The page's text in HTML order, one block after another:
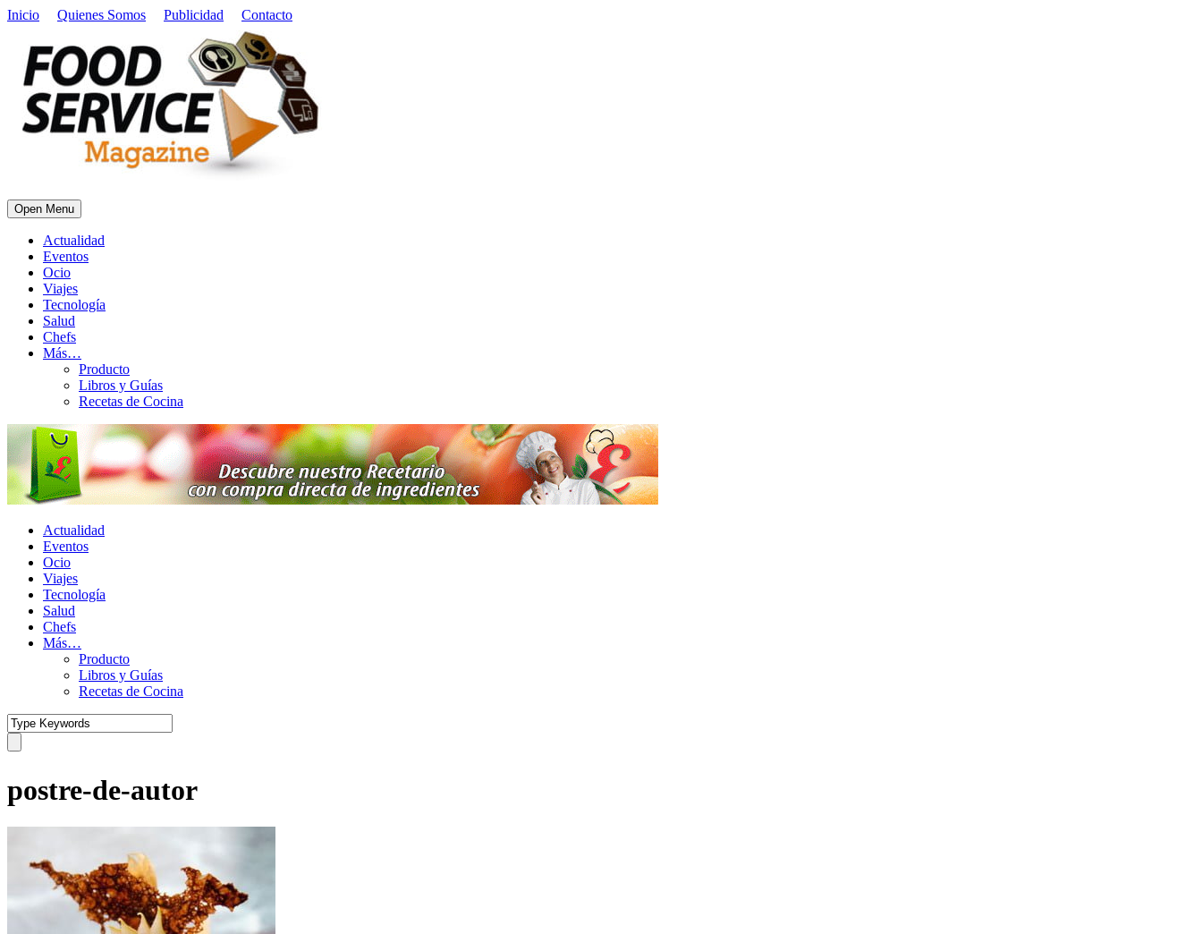
Inicio Quienes Somos Publicidad Contacto
Open Menu
Actualidad
Eventos
Ocio
Viajes
Tecnología
Salud
Chefs
Más…
Producto
Libros y Guías
Recetas de Cocina
Actualidad
Eventos
Ocio
Viajes
Tecnología
Salud
Chefs
Más…
Producto
Libros y Guías
Recetas de Cocina
postre-de-autor